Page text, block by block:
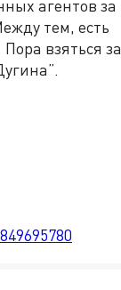
агентов за
тем, есть
взяться за